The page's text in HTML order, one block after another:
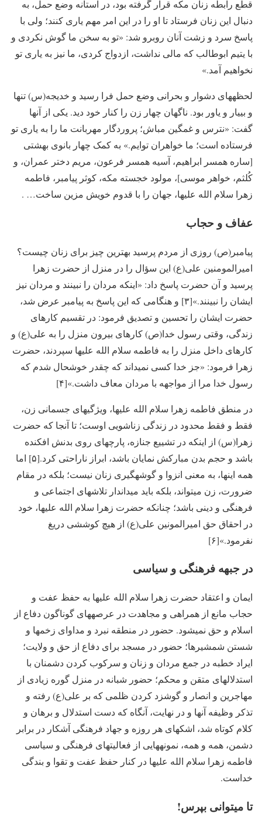
قطع رابطه زنان مکه قرار گرفته بود، در آستانه وضع حمل، به
دنبال این زنان فرستاد تا او را در این امر مهم یاری کنند؛ ولی با
پاسخ سرد و زشت آنان روبرو شد: «تو به سخن ما گوش نکردی و
با یتیم ابوطالب که مالی نداشت، ازدواج کردی، ما نیز به یاری تو
نخواهیم آمد.»
لحظه­های دشوار و بحرانی وضع حمل فرا رسید و خدیجه(س) تنها
و بی­یار و یاور بود. ناگهان چهار زن را کنار خود دید. یکی از آنها
گفت: «نترس و غمگین مباش؛ پروردگار مهربانت ما را به یاری تو
فرستاده است؛ ما خواهران توایم.» به کمک چهار بانوی بهشتی
[ساره همسر ابراهیم، آسیه همسر فرعون، مریم دختر عمران، و
کُلثم، خواهر موسی]، مولود خجسته مکه، کوثر پیامبر، فاطمه
زهرا سلام الله علیها، جهان را با قدوم خویش مزین ساخت… .
عفاف و حجاب
پیامبر(ص) روزی از مردم پرسید بهترین چیز برای زنان چیست؟
امیرالمومنین علی(ع) این سؤال را در منزل از حضرت زهرا
پرسید و آن حضرت پاسخ داد: «اینکه مردان را نبینند و مردان نیز
ایشان را نبینند.»[۳] و هنگامی که این پاسخ به پیامبر عرض شد،
حضرت ایشان را تحسین و تصدیق فرمود: در تقسیم کارهای
زندگی، وقتی رسول خدا(ص) کارهای بیرون منزل را به علی(ع) و
کارهای داخل منزل را به فاطمه سلام الله علیها سپردند، حضرت
زهرا فرمود: «جز خدا کسی نمی­داند که چقدر خوشحال شدم که
رسول خدا مرا از مواجهه با مردان معاف داشت.»[۴]
در منطق فاطمه زهرا سلام الله علیها، ویژگی­های جسمانی زن،
فقط و فقط محدود در زندگی زناشویی اوست؛ تا آنجا که حضرت
زهرا(س) از اینکه در تشییع جنازه، پارچه­ای روی بدنش افکنده
باشد و حجم بدن مبارکش نمایان باشد، ابراز ناراحتی کرد.[۵] اما
همه اینها، به معنی انزوا و گوشه­گیری زنان نیست؛ بلکه در مقام
ضرورت، زن می­تواند، بلکه باید میدان­دار تلاش­های اجتماعی و
فرهنگی و دینی باشد؛ چنانکه حضرت زهرا سلام الله علیها، خود
در احقاق حق امیرالمونین علی(ع) از هیچ کوششی دریغ
نفرمود.»[۶]
در جبهه فرهنگی و سیاسی
ایمان و اعتقاد حضرت زهرا سلام الله علیها به حفظ عفت و
حجاب مانع از همراهی و مجاهدت در عرصه­های گوناگون دفاع از
اسلام و حق نمی­شود. حضور در منطقه نبرد و مداوای زخم­ها و
شستن شمشیرها؛ حضور در مسجد برای دفاع از حق و ولایت؛
ایراد خطبه در جمع مردان و زنان و سرکوب کردن دشمنان با
استدلال­های متقن و محکم؛ حضور شبانه در منزل گوره زیادی از
مهاجرین و انصار و گوشزد کردن ظلمی که بر علی(ع) رفته و
تذکر وظیفه آنها و در نهایت، آن­گاه که دست استدلال و برهان و
کلام کوتاه شد، اشک­های هر روزه و جهاد فرهنگی آشکار در برابر
دشمن، همه و همه، نمونه­هایی از فعالیت­های فرهنگی و سیاسی
فاطمه زهرا سلام الله علیها در کنار حفظ عفت و تقوا و بندگی
خداست.
تا می­توانی بپرس!